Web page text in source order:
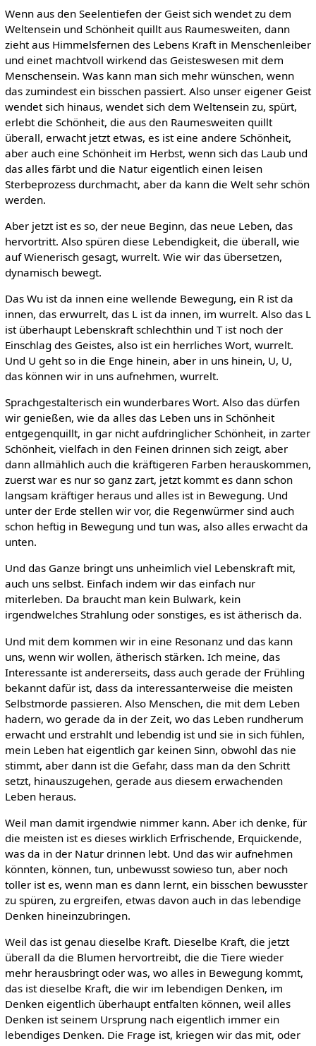
Wenn aus den Seelentiefen der Geist sich wendet zu dem
Weltensein und Schönheit quillt aus Raumesweiten, dann
zieht aus Himmelsfernen des Lebens Kraft in Menschenleiber
und einet machtvoll wirkend das Geisteswesen mit dem
Menschensein. Was kann man sich mehr wünschen, wenn
das zumindest ein bisschen passiert. Also unser eigener Geist
wendet sich hinaus, wendet sich dem Weltensein zu, spürt,
erlebt die Schönheit, die aus den Raumesweiten quillt
überall, erwacht jetzt etwas, es ist eine andere Schönheit,
aber auch eine Schönheit im Herbst, wenn sich das Laub und
das alles färbt und die Natur eigentlich einen leisen
Sterbeprozess durchmacht, aber da kann die Welt sehr schön
werden.
Aber jetzt ist es so, der neue Beginn, das neue Leben, das
hervortritt. Also spüren diese Lebendigkeit, die überall, wie
auf Wienerisch gesagt, wurrelt. Wie wir das übersetzen,
dynamisch bewegt.
Das Wu ist da innen eine wellende Bewegung, ein R ist da
innen, das erwurrelt, das L ist da innen, im wurrelt. Also das L
ist überhaupt Lebenskraft schlechthin und T ist noch der
Einschlag des Geistes, also ist ein herrliches Wort, wurrelt.
Und U geht so in die Enge hinein, aber in uns hinein, U, U,
das können wir in uns aufnehmen, wurrelt.
Sprachgestalterisch ein wunderbares Wort. Also das dürfen
wir genießen, wie da alles das Leben uns in Schönheit
entgegenquillt, in gar nicht aufdringlicher Schönheit, in zarter
Schönheit, vielfach in den Feinen drinnen sich zeigt, aber
dann allmählich auch die kräftigeren Farben herauskommen,
zuerst war es nur so ganz zart, jetzt kommt es dann schon
langsam kräftiger heraus und alles ist in Bewegung. Und
unter der Erde stellen wir vor, die Regenwürmer sind auch
schon heftig in Bewegung und tun was, also alles erwacht da
unten.
Und das Ganze bringt uns unheimlich viel Lebenskraft mit,
auch uns selbst. Einfach indem wir das einfach nur
miterleben. Da braucht man kein Bulwark, kein
irgendwelches Strahlung oder sonstiges, es ist ätherisch da.
Und mit dem kommen wir in eine Resonanz und das kann
uns, wenn wir wollen, ätherisch stärken. Ich meine, das
Interessante ist andererseits, dass auch gerade der Frühling
bekannt dafür ist, dass da interessanterweise die meisten
Selbstmorde passieren. Also Menschen, die mit dem Leben
hadern, wo gerade da in der Zeit, wo das Leben rundherum
erwacht und erstrahlt und lebendig ist und sie in sich fühlen,
mein Leben hat eigentlich gar keinen Sinn, obwohl das nie
stimmt, aber dann ist die Gefahr, dass man da den Schritt
setzt, hinauszugehen, gerade aus diesem erwachenden
Leben heraus.
Weil man damit irgendwie nimmer kann. Aber ich denke, für
die meisten ist es dieses wirklich Erfrischende, Erquickende,
was da in der Natur drinnen lebt. Und das wir aufnehmen
könnten, können, tun, unbewusst sowieso tun, aber noch
toller ist es, wenn man es dann lernt, ein bisschen bewusster
zu spüren, zu ergreifen, etwas davon auch in das lebendige
Denken hineinzubringen.
Weil das ist genau dieselbe Kraft. Dieselbe Kraft, die jetzt
überall da die Blumen hervortreibt, die die Tiere wieder
mehr herausbringt oder was, wo alles in Bewegung kommt,
das ist dieselbe Kraft, die wir im lebendigen Denken, im
Denken eigentlich überhaupt entfalten können, weil alles
Denken ist seinem Ursprung nach eigentlich immer ein
lebendiges Denken. Die Frage ist, kriegen wir das mit, oder